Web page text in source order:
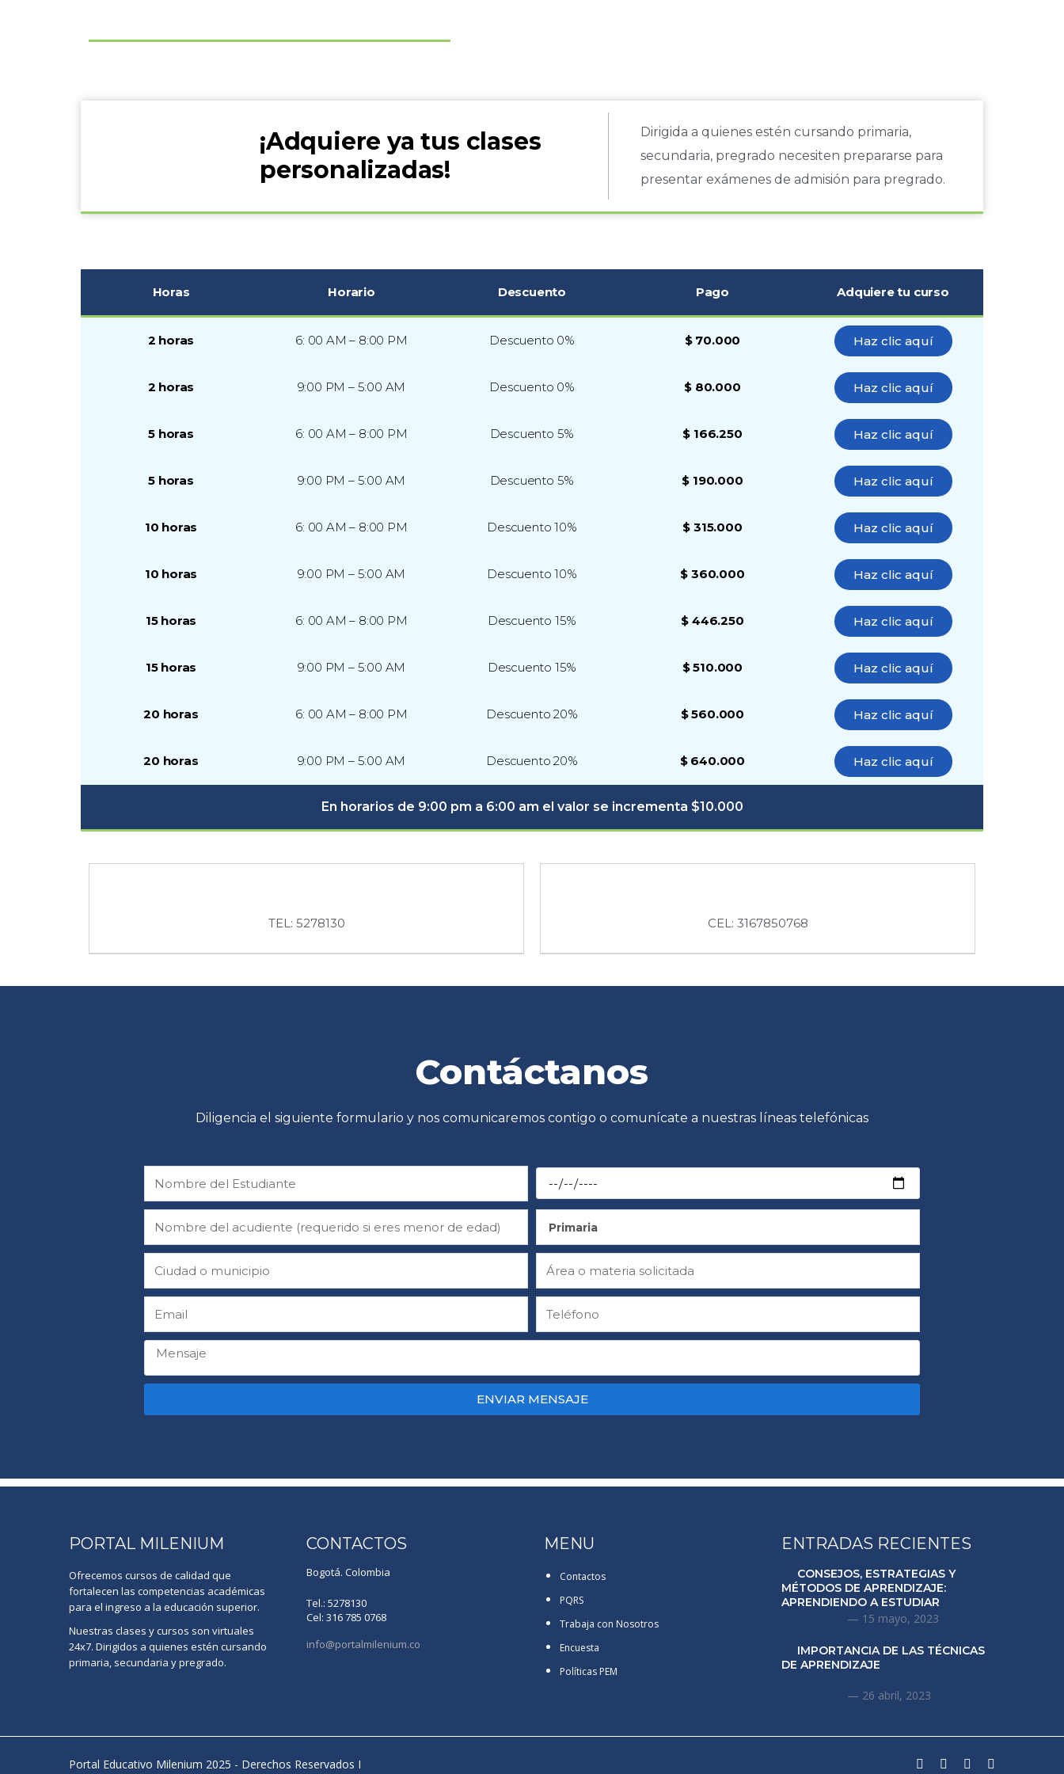
¡Adquiere ya tus clases
personalizadas!
Dirigida a quienes estén cursando primaria,
secundaria, pregrado necesiten prepararse para
presentar exámenes de admisión para pregrado.
Horas Horario Descuento Pago Adquiere tu curso
2 horas 6: 00 AM – 8:00 PM Descuento 0% $ 70.000 Haz clic aquí
2 horas 9:00 PM – 5:00 AM Descuento 0% $ 80.000 Haz clic aquí
5 horas 6: 00 AM – 8:00 PM Descuento 5% $ 166.250 Haz clic aquí
5 horas 9:00 PM – 5:00 AM Descuento 5% $ 190.000 Haz clic aquí
10 horas 6: 00 AM – 8:00 PM Descuento 10% $ 315.000 Haz clic aquí
10 horas 9:00 PM – 5:00 AM Descuento 10% $ 360.000 Haz clic aquí
15 horas 6: 00 AM – 8:00 PM Descuento 15% $ 446.250 Haz clic aquí
15 horas 9:00 PM – 5:00 AM Descuento 15% $ 510.000 Haz clic aquí
20 horas 6: 00 AM – 8:00 PM Descuento 20% $ 560.000 Haz clic aquí
20 horas 9:00 PM – 5:00 AM Descuento 20% $ 640.000 Haz clic aquí
En horarios de 9:00 pm a 6:00 am el valor se incrementa $10.000
TEL: 5278130 CEL: 3167850768
Contáctanos
Diligencia el siguiente formulario y nos comunicaremos contigo o comunícate a nuestras líneas telefónicas
Primaria
ENVIAR MENSAJE
PORTAL MILENIUM
Ofrecemos cursos de calidad que
fortalecen las competencias académicas
para el ingreso a la educación superior.
Nuestras clases y cursos son virtuales
24x7. Dirigidos a quienes estén cursando
primaria, secundaria y pregrado.
CONTACTOS
Bogotá. Colombia
Tel.: 5278130
Cel: 316 785 0768
info@portalmilenium.co
MENU
Contactos
PQRS
Trabaja con Nosotros
Encuesta
Políticas PEM
ENTRADAS RECIENTES
CONSEJOS, ESTRATEGIAS Y
MÉTODOS DE APRENDIZAJE:
APRENDIENDO A ESTUDIAR
15 mayo, 2023
IMPORTANCIA DE LAS TÉCNICAS
DE APRENDIZAJE
26 abril, 2023
Portal Educativo Milenium 2025 - Derechos Reservados I